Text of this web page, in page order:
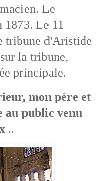
Le
1873. Le 11
tribune d'Aristide
la tribune,
principale.
mon père et
au public venu
..